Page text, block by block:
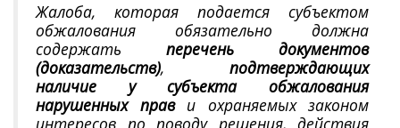
Жалоба, которая подается субъектом
обжалования обязательно должна
содержать перечень документов
(доказательств), подтверждающих
наличие у субъекта обжалования
нарушенных прави охраняемых законом
интересов по поводу решения, действия